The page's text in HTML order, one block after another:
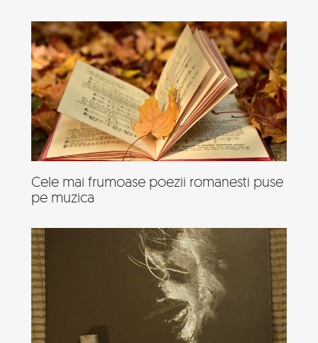
Cele mai frumoase poezii romanesti puse
pe muzica